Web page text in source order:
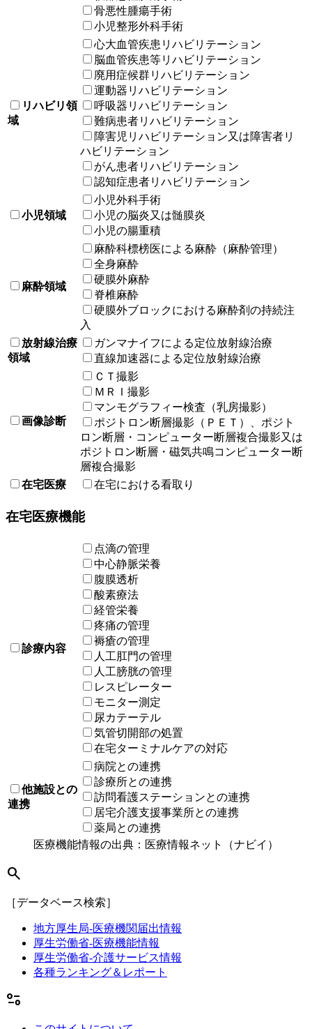
骨悪性腫瘍手術
小児整形外科手術
リハビリ領
域
心大血管疾患リハビリテーション
脳血管疾患等リハビリテーション
廃用症候群リハビリテーション
運動器リハビリテーション
呼吸器リハビリテーション
難病患者リハビリテーション
障害児リハビリテーション又は障害者リ
ハビリテーション
がん患者リハビリテーション
認知症患者リハビリテーション
小児領域
小児外科手術
小児の脳炎又は髄膜炎
小児の腸重積
麻酔領域
麻酔科標榜医による麻酔（麻酔管理）
全身麻酔
硬膜外麻酔
脊椎麻酔
硬膜外ブロックにおける麻酔剤の持続注
入
放射線治療
領域
ガンマナイフによる定位放射線治療
直線加速器による定位放射線治療
画像診断
ＣＴ撮影
ＭＲＩ撮影
マンモグラフィー検査（乳房撮影）
ポジトロン断層撮影（ＰＥＴ）、ポジト
ロン断層・コンピューター断層複合撮影又は
ポジトロン断層・磁気共鳴コンピューター断
層複合撮影
在宅医療
在宅における看取り
在宅医療機能
診療内容
点滴の管理
中心静脈栄養
腹膜透析
酸素療法
経管栄養
疼痛の管理
褥瘡の管理
人工肛門の管理
人工膀胱の管理
レスピレーター
モニター測定
尿カテーテル
気管切開部の処置
在宅ターミナルケアの対応
他施設との
連携
病院との連携
診療所との連携
訪問看護ステーションとの連携
居宅介護支援事業所との連携
薬局との連携
医療機能情報の出典：医療情報ネット（ナビイ）
search
［データベース検索］
地方厚生局-医療機関届出情報
厚生労働省-医療機能情報
厚生労働省-介護サービス情報
各種ランキング＆レポート
page_info